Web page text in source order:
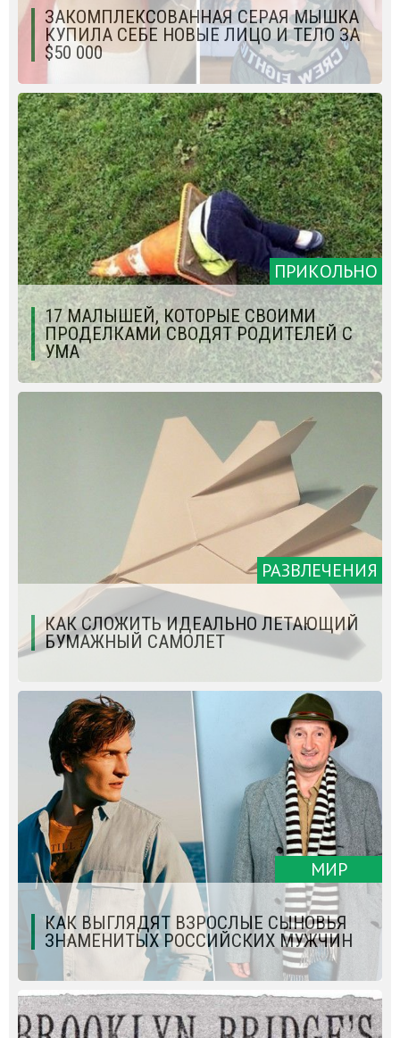
ЗАКОМПЛЕКСОВАННАЯ СЕРАЯ МЫШКА
КУПИЛА СЕБЕ НОВЫЕ ЛИЦО И ТЕЛО ЗА
$50 000
ПРИКОЛЬНО
17 МАЛЫШЕЙ, КОТОРЫЕ СВОИМИ
ПРОДЕЛКАМИ СВОДЯТ РОДИТЕЛЕЙ С
УМА
РАЗВЛЕЧЕНИЯ
КАК СЛОЖИТЬ ИДЕАЛЬНО ЛЕТАЮЩИЙ
БУМАЖНЫЙ САМОЛЕТ
МИР
КАК ВЫГЛЯДЯТ ВЗРОСЛЫЕ СЫНОВЬЯ
ЗНАМЕНИТЫХ РОССИЙСКИХ МУЖЧИН